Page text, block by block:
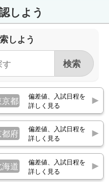
しよう
しよう
京都
偏差値、入試日程を
詳しく見る
都府
偏差値、入試日程を
詳しく見る
道
偏差値、入試日程を
詳しく見る